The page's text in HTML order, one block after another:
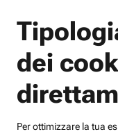
dei
Per ottimizzare la tua